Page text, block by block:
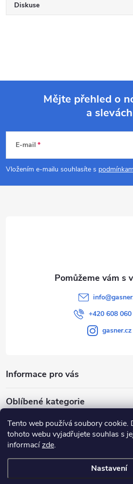
Tento web používá soubory cookie.
tohoto webu vyjadřujete souhlas s
informacízde.
Nastavení
Diskuse
p
a
Mějte přehled o
a slevách
E-mail
Vložením e-mailu souhlasíte s
info@
+420 608
gasner.cz
Informace pro vás
Oblíbené kategorie
Přijímáme online platby